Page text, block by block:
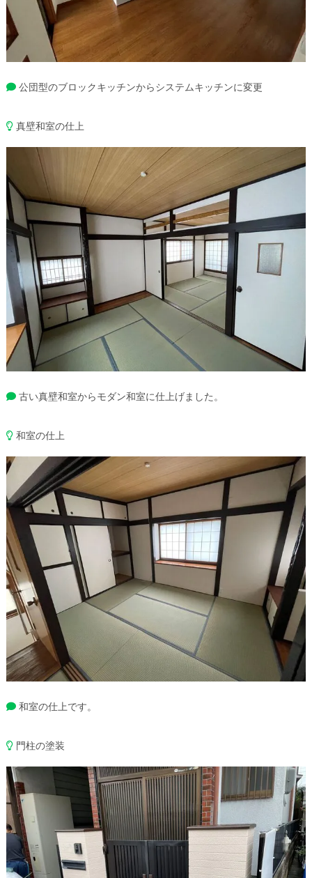
公団型のブロックキッチンからシステムキッチンに変更
真壁和室の仕上
古い真壁和室からモダン和室に仕上げました。
和室の仕上
和室の仕上です。
門柱の塗装